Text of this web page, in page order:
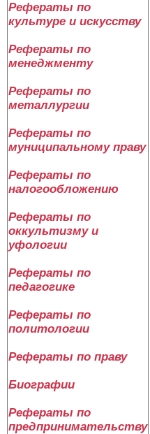
Рефераты по
культуре и искусству
Рефераты по
менеджменту
Рефераты по
металлургии
Рефераты по
муниципальному праву
Рефераты по
налогообложению
Рефераты по
оккультизму и
уфологии
Рефераты по
педагогике
Рефераты по
политологии
Рефераты по праву
Биографии
Рефераты по
предпринимательству